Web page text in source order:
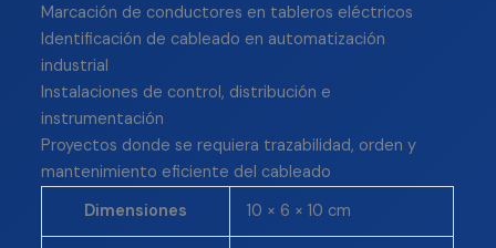
Marcación de conductores en tableros eléctricos
Identificación de cableado en automatización
industrial
Instalaciones de control, distribución e
instrumentación
Proyectos donde se requiera trazabilidad, orden y
mantenimiento eficiente del cableado
Dimensiones
10 × 6 × 10 cm